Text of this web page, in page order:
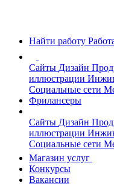
Найти работу
Сайты Дизайн
иллюстрации
Социальные сети
Фрилансеры
Сайты Дизайн
иллюстрации
Социальные сети
Магазин услуг
Конкурсы
Вакансии